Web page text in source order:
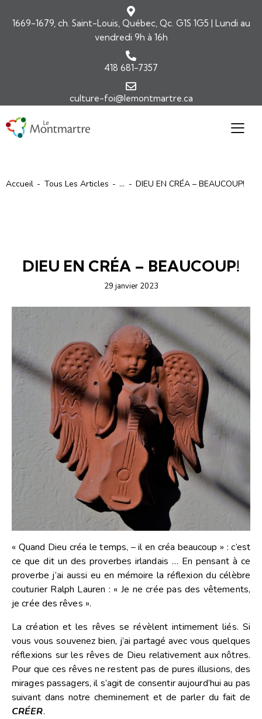
1669-1679, ch. Saint-Louis, Québec, Qc. G1S 1G5 | Lundi au
vendredi 9h à 16h
418 681-7357
culture-foi@lemontmartre.ca
Accueil Tous Les Articles ... DIEU EN CRÉA – BEAUCOUP!
DIEU EN CRÉA – BEAUCOUP!
29 janvier 2023
« Quand Dieu créa le temps, – il en créa beaucoup » : c’est
ce que dit un des proverbes irlandais … En pensant à ce
proverbe j’ai aussi eu en mémoire la réflexion du célèbre
couturier Ralph Lauren : « Je ne crée pas des vêtements,
je crée des rêves ».
La création et les rêves se révèlent intimement liés. Si
vous vous souvenez bien, j’ai partagé avec vous quelques
réflexions sur les rêves de Dieu relativement aux nôtres.
Pour que ces rêves ne restent pas de pures illusions, des
mirages passagers, il s’agit de consentir aujourd’hui au pas
suivant dans notre cheminement et de parler du fait de
CRÉER.